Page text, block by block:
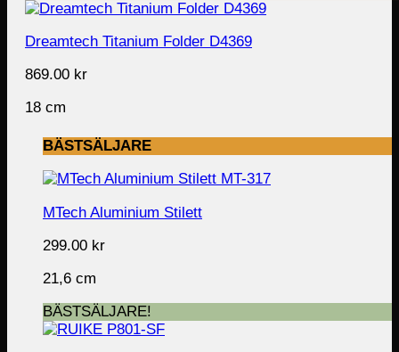
Dreamtech Titanium Folder D4369
869.00 kr
18 cm
BÄSTSÄLJARE
MTech Aluminium Stilett
299.00 kr
21,6 cm
BÄSTSÄLJARE!